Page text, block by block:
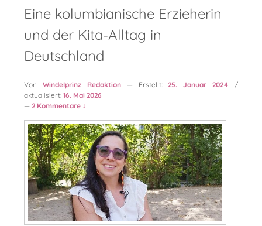
Eine kolumbianische Erzieherin
und der Kita-Alltag in
Deutschland
VonWindelprinz Redaktion — Erstellt:25. Januar 2024 /
aktualisiert:16. Mai 2026
—2 Kommentare ↓